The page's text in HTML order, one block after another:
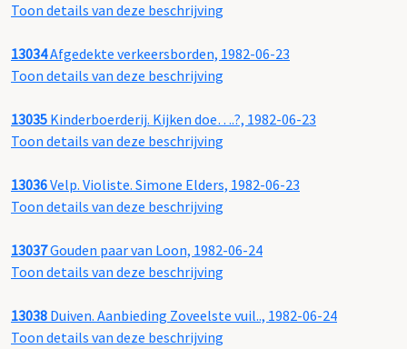
Toon details van deze beschrijving
13034Afgedekte verkeersborden, 1982-06-23
Toon details van deze beschrijving
13035 Kinderboerderij. Kijken doe….?, 1982-06-23
Toon details van deze beschrijving
13036Velp. Violiste. Simone Elders, 1982-06-23
Toon details van deze beschrijving
13037Gouden paar van Loon, 1982-06-24
Toon details van deze beschrijving
13038 Duiven. Aanbieding Zoveelste vuil.., 1982-06-24
Toon details van deze beschrijving